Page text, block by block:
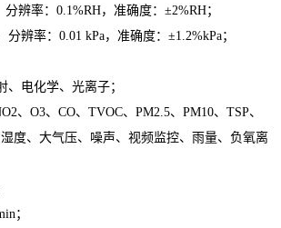
辨率：0.1%RH，准确度：±2%RH；
分辨率：0.01 kPa，准确度：±1.2%kPa；
、电化学、光离子；
、O3、CO、TVOC、PM2.5、PM10、TSP、
度、大气压、噪声、视频监控、雨量、负氧离
；